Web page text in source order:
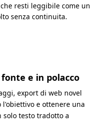
resti leggibile come un
senza continuita.
e in polacco
export di web novel
l'obiettivo e ottenere una
testo tradotto a